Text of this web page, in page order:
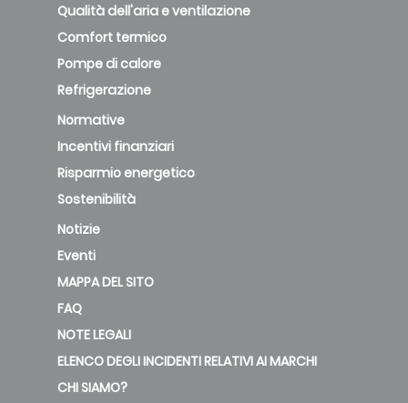
Qualità dell'aria e ventilazione
Comfort termico
Pompe di calore
Refrigerazione
Normative
Incentivi finanziari
Risparmio energetico
Sostenibilità
Notizie
Eventi
MAPPA DEL SITO
FAQ
NOTE LEGALI
ELENCO DEGLI INCIDENTI RELATIVI AI MARCHI
CHI SIAMO?